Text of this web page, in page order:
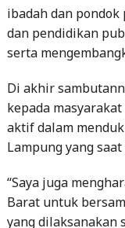
serta
Di akhir
kepada
aktif dalam
Lampung yang
“Saya juga
Barat untuk
yang dilaksanakan
dan sukses. Serta
rukun dan